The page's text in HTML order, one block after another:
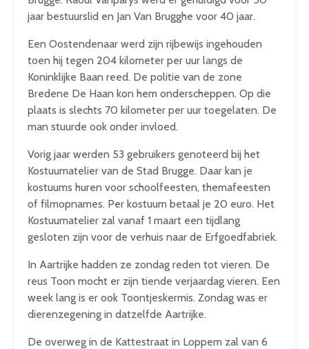
jaar bestuurslid en Jan Van Brugghe voor 40 jaar.
Een Oostendenaar werd zijn rijbewijs ingehouden
toen hij tegen 204 kilometer per uur langs de
Koninklijke Baan reed. De politie van de zone
Bredene De Haan kon hem onderscheppen. Op die
plaats is slechts 70 kilometer per uur toegelaten. De
man stuurde ook onder invloed.
Vorig jaar werden 53 gebruikers genoteerd bij het
Kostuumatelier van de Stad Brugge. Daar kan je
kostuums huren voor schoolfeesten, themafeesten
of filmopnames. Per kostuum betaal je 20 euro. Het
Kostuumatelier zal vanaf 1 maart een tijdlang
gesloten zijn voor de verhuis naar de Erfgoedfabriek.
In Aartrijke hadden ze zondag reden tot vieren. De
reus Toon mocht er zijn tiende verjaardag vieren. Een
week lang is er ook Toontjeskermis. Zondag was er
dierenzegening in datzelfde Aartrijke.
De overweg in de Kattestraat in Loppem zal van 6